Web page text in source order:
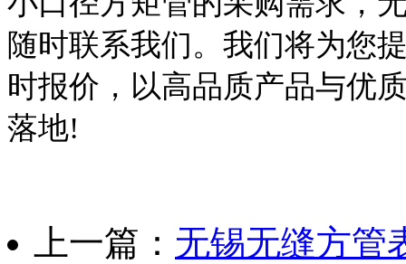
随时联系我们。我们将为您
时报价，以高品质产品与优
落地!
上一篇： 无锡无缝方管